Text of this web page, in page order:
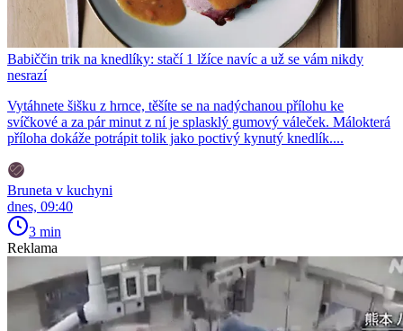
Babiččin trik na knedlíky: stačí 1 lžíce navíc a už se vám nikdy
nesrazí
Vytáhnete šišku z hrnce, těšíte se na nadýchanou přílohu ke
svíčkové a za pár minut z ní je splasklý gumový váleček. Málokterá
příloha dokáže potrápit tolik jako poctivý kynutý knedlík....
Bruneta v kuchyni
dnes, 09:40
3 min
Reklama